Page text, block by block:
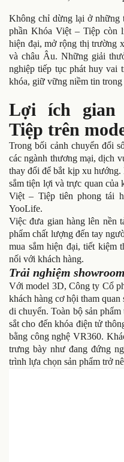
Không chỉ dừng lại ở những
phần Khóa Việt – Tiệp còn
hiện đại, mở rộng thị trường
và châu Âu. Những giải
nghiệp tiếp tục phát huy vai
khóa, giữ vững niềm tin
Lợi ích gian
Tiệp trên
Trong bối cảnh chuyển đổi
các ngành thương mại, dịch
thay đổi để bắt kịp xu hướng.
sắm tiện lợi và trực quan của
Việt – Tiệp tiên phong tái
YooLife.
Việc đưa gian hàng lên nền
phẩm chất lượng đến tay
mua sắm hiện đại, tiết kiệm
nối với khách hàng.
Trải nghiệm
Với model 3D, Công ty Cổ
khách hàng cơ hội tham
di chuyển. Toàn bộ sản
sắt cho đến khóa điện tử
bằng công nghệ VR360.
trưng bày như đang đứng
trình lựa chọn sản phẩm trở